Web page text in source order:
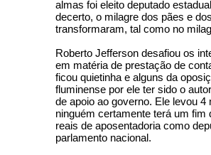
almas foi eleito deputado
decerto, o milagre dos pães e
transformaram, tal como no
Roberto Jefferson desafiou os
em matéria de prestação de
ficou quietinha e alguns da
fluminense por ele ter sido o
de apoio ao governo. Ele levou
ninguém certamente terá um
reais de aposentadoria como
parlamento nacional.